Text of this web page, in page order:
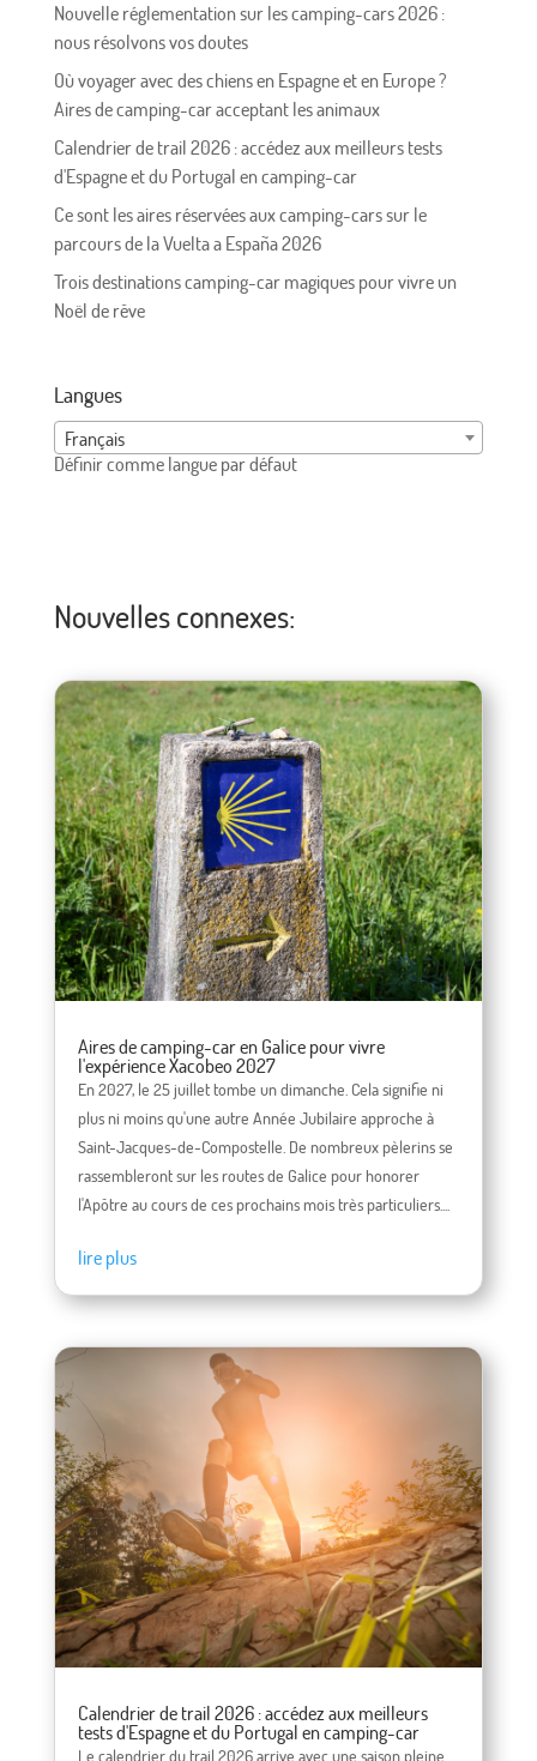
Nouvelle réglementation sur les camping-cars 2026 :
nous résolvons vos doutes
Où voyager avec des chiens en Espagne et en Europe ?
Aires de camping-car acceptant les animaux
Calendrier de trail 2026 : accédez aux meilleurs tests
d'Espagne et du Portugal en camping-car
Ce sont les aires réservées aux camping-cars sur le
parcours de la Vuelta a España 2026
Trois destinations camping-car magiques pour vivre un
Noël de rêve
Langues
Français
Définir comme langue par défaut
Nouvelles connexes:
Aires de camping-car en Galice pour vivre
l'expérience Xacobeo 2027
En 2027, le 25 juillet tombe un dimanche. Cela signifie ni
plus ni moins qu'une autre Année Jubilaire approche à
Saint-Jacques-de-Compostelle. De nombreux pèlerins se
rassembleront sur les routes de Galice pour honorer
l'Apôtre au cours de ces prochains mois très particuliers....
lire plus
Calendrier de trail 2026 : accédez aux meilleurs
tests d'Espagne et du Portugal en camping-car
Le calendrier du trail 2026 arrive avec une saison pleine